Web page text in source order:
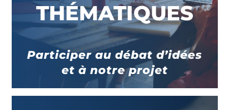
THÉMATIQUES
Participer au débat d’idées
et à notre projet